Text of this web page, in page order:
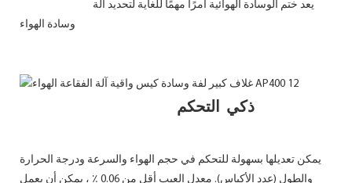
يمكن تعديلها بسهولة للتحكم في حجم الهواء والسرعة ودرجة الحرارة
والطول (عدد الأكياس). معدل العيب أقل من 0.06 ٪ ، يمكن أن يعمل